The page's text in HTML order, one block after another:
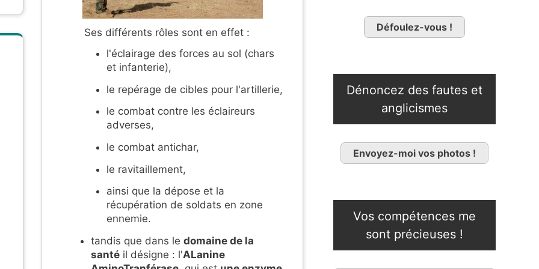
Ses différents rôles sont en effet :
l'éclairage des forces au sol (chars
et infanterie),
le repérage de cibles pour l'artillerie,
le combat contre les éclaireurs
adverses,
le combat antichar,
le ravitaillement,
ainsi que la dépose et la
récupération de soldats en zone
ennemie.
tandis que dans le domaine de la
santé il désigne : l'ALanine
Défoulez-vous !
Dénoncez des fautes et
anglicismes
Envoyez-moi vos photos !
Vos compétences me
sont précieuses !